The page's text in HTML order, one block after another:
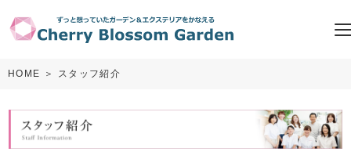
HOME ＞ スタッフ紹介